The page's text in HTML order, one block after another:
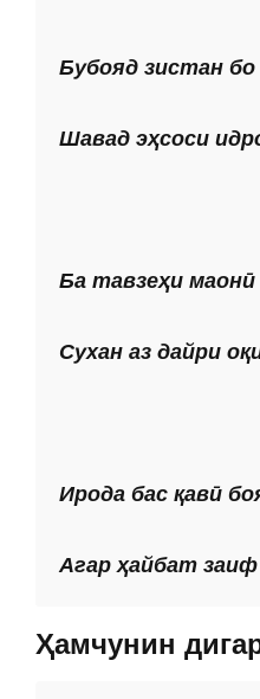
Бубояд зистан бо
Шавад эҳсоси
Ба тавзеҳи
Сухан аз дайри
Ирода бас қавӣ
Агар ҳайбат
Ҳамчунин